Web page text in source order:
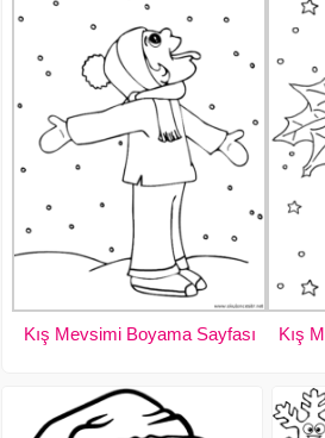
Kış Mevsimi Boyama Sayfası Kış